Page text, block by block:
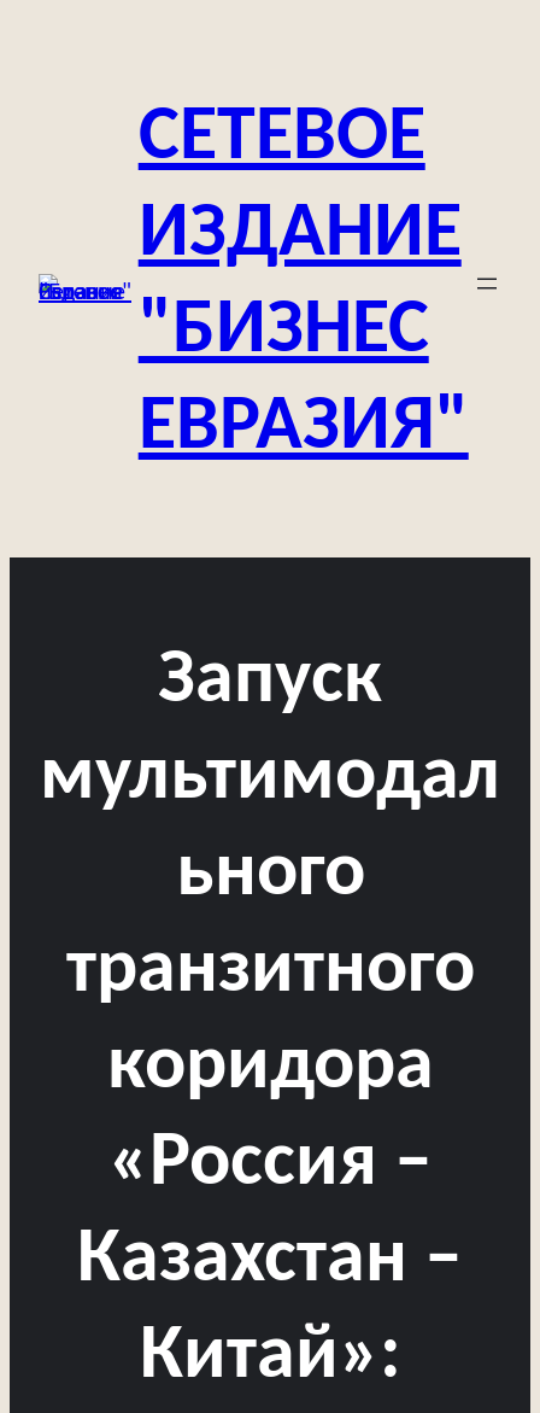
содержимомуСЕТЕВОЕ
ИЗДАНИЕ
"БИЗНЕС
ЕВРАЗИЯ"
Запуск
мультимодал
ьного
транзитного
коридора
«Россия –
Казахстан –
Китай»: